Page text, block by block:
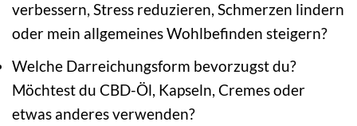
verbessern, Stress reduzieren, Schmerzen lindern
oder mein allgemeines Wohlbefinden steigern?
Welche Darreichungsform bevorzugst du?
Möchtest du CBD-Öl, Kapseln, Cremes oder
etwas anderes verwenden?